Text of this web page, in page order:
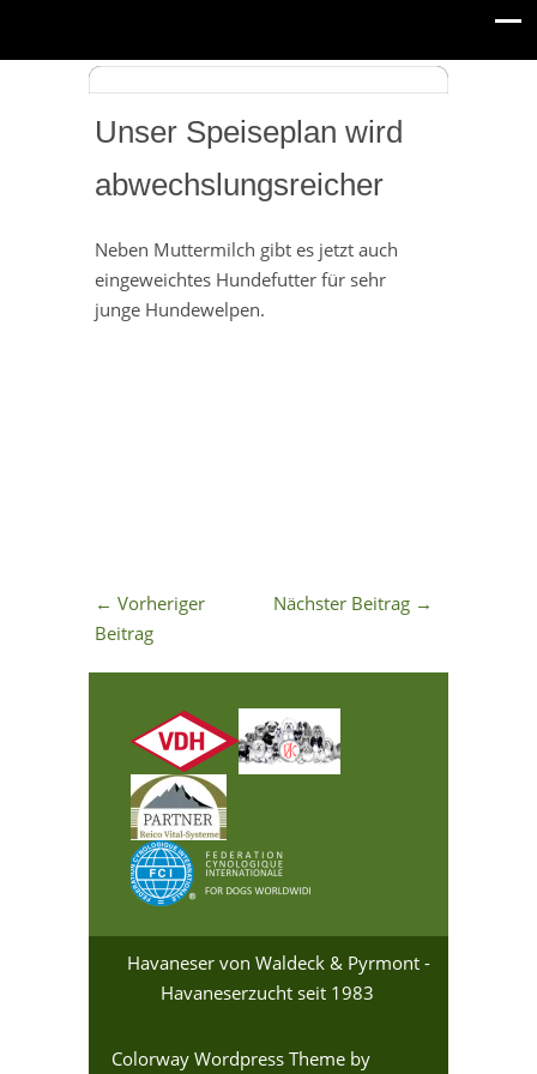
Unser Speiseplan wird
abwechslungsreicher
Neben Muttermilch gibt es jetzt auch
eingeweichtes Hundefutter für sehr
junge Hundewelpen.
← Vorheriger
Beitrag
Nächster Beitrag →
Havaneser von Waldeck & Pyrmont -
Havaneserzucht seit 1983
Colorway Wordpress Theme by